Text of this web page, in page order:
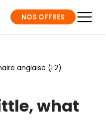
NOS OFFRES
anglaise (L2)
what